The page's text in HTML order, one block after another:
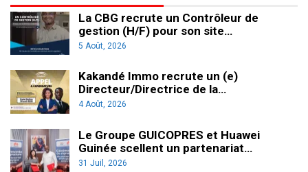
La CBG recrute un Contrôleur de
gestion (H/F) pour son site…
5 Août, 2026
Kakandé Immo recrute un (e)
Directeur/Directrice de la…
4 Août, 2026
Le Groupe GUICOPRES et Huawei
Guinée scellent un partenariat…
31 Juil, 2026